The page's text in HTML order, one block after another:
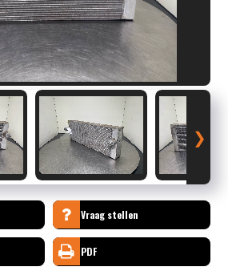
❯
Vraag stellen
PDF